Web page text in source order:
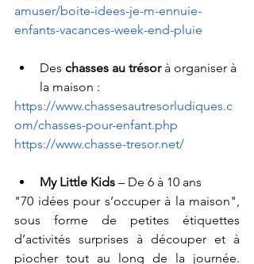
amuser/boite-idees-je-m-ennuie-
enfants-vacances-week-end-pluie
Des chasses au trésor à organiser à
la maison :
https://www.chassesautresorludiques.c
om/chasses-pour-enfant.php
https://www.chasse-tresor.net/
My Little Kids – De 6 à 10 ans
"70 idées pour s’occuper à la maison",
sous forme de petites étiquettes
d’activités surprises à découper et à
piocher tout au long de la journée.